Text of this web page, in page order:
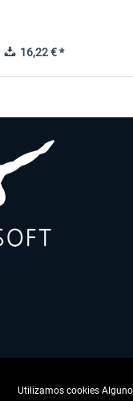
16,22 € *
Utilizamos cookies